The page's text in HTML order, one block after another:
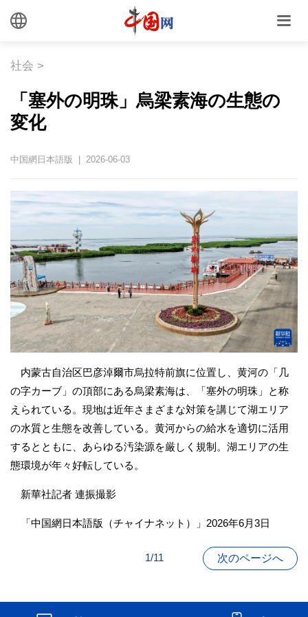
社会 >
「塞外の明珠」烏梁素海の生態の
変化
中国網日本語版 | 2026-06-03
内蒙古自治区巴彦淖爾市烏拉特前旗に位置し、黄河の「几
の字カーブ」の頂部にある烏梁素海は、「塞外の明珠」と称
えられている。現地は近年さまざまな対策を講じて湖エリア
の水質と生態を改善している。黄河からの給水を適切に活用
するとともに、あらゆる汚染源を厳しく規制。湖エリアの生
態環境が年々好転している。
新華社記者 連振撮影
「中国網日本語版（チャイナネット）」2026年6月3日
1/11 次のページへ